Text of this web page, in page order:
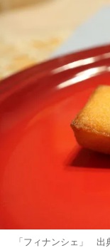
「フィナンシェ」 出